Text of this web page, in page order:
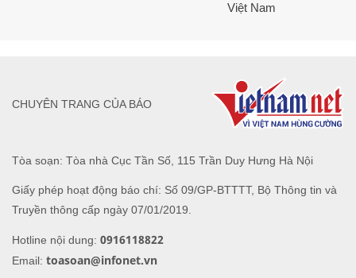
Việt Nam
Tòa soạn: Tòa nhà Cục Tần Số, 115 Trần Duy Hưng Hà Nội
Giấy phép hoạt động báo chí: Số 09/GP-BTTTT, Bộ Thông tin và
Truyền thông cấp ngày 07/01/2019.
Hotline nội dung: 0916118822
Email: toasoan@infonet.vn
CHUYÊN TRANG CỦA BÁO